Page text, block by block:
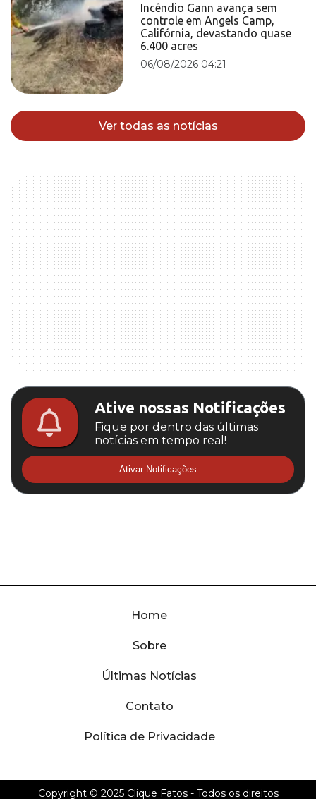
Incêndio Gann avança sem
controle em Angels Camp,
Califórnia, devastando quase
6.400 acres
06/08/2026 04:21
Ver todas as notícias
Ative nossas Notificações
Fique por dentro das últimas
notícias em tempo real!
Ativar Notificações
Home
Sobre
Últimas Notícias
Contato
Política de Privacidade
Copyright © 2025 Clique Fatos- Todos os direitos